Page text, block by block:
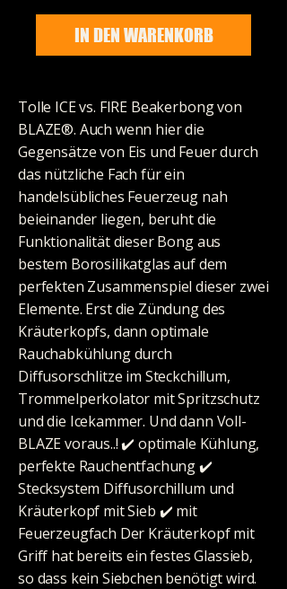
IN DEN WARENKORB
Tolle ICE vs. FIRE Beakerbong von
BLAZE®. Auch wenn hier die
Gegensätze von Eis und Feuer durch
das nützliche Fach für ein
handelsübliches Feuerzeug nah
beieinander liegen, beruht die
Funktionalität dieser Bong aus
bestem Borosilikatglas auf dem
perfekten Zusammenspiel dieser zwei
Elemente. Erst die Zündung des
Kräuterkopfs, dann optimale
Rauchabkühlung durch
Diffusorschlitze im Steckchillum,
Trommelperkolator mit Spritzschutz
und die Icekammer. Und dann Voll-
BLAZE voraus..! ✔️️ optimale Kühlung,
perfekte Rauchentfachung ✔️️
Stecksystem Diffusorchillum und
Kräuterkopf mit Sieb ✔️️ mit
Feuerzeugfach Der Kräuterkopf mit
Griff hat bereits ein festes Glassieb,
so dass kein Siebchen benötigt wird.